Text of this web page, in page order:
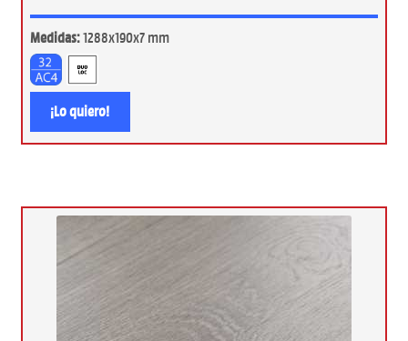
Medidas:1288x190x7 mm
¡Lo quiero!